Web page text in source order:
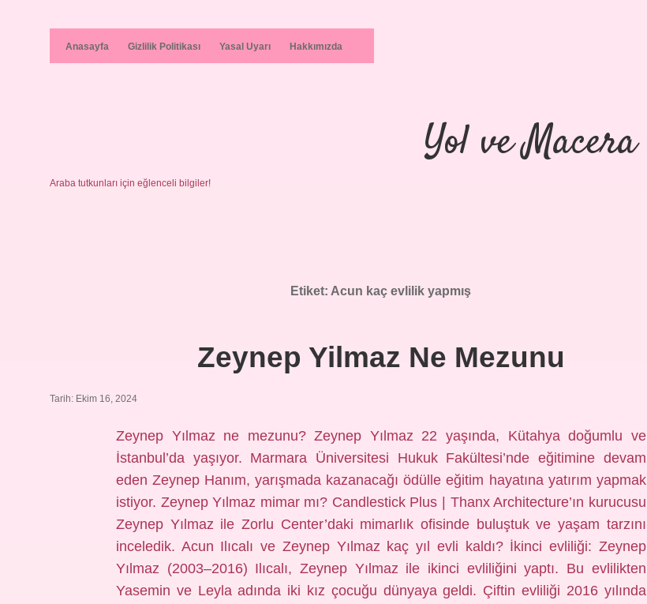
Anasayfa Gizlilik Politikası Yasal Uyarı Hakkımızda
Yol ve Macera
Araba tutkunları için eğlenceli bilgiler!
Etiket: Acun kaç evlilik yapmış
Zeynep Yilmaz Ne Mezunu
Tarih: Ekim 16, 2024
Zeynep Yılmaz ne mezunu? Zeynep Yılmaz 22 yaşında, Kütahya doğumlu ve
İstanbul’da yaşıyor. Marmara Üniversitesi Hukuk Fakültesi’nde eğitimine devam
eden Zeynep Hanım, yarışmada kazanacağı ödülle eğitim hayatına yatırım yapmak
istiyor. Zeynep Yılmaz mimar mı? Candlestick Plus | Thanx Architecture’ın kurucusu
Zeynep Yılmaz ile Zorlu Center’daki mimarlık ofisinde buluştuk ve yaşam tarzını
inceledik. Acun Ilıcalı ve Zeynep Yılmaz kaç yıl evli kaldı? İkinci evliliği: Zeynep
Yılmaz (2003–2016) Ilıcalı, Zeynep Yılmaz ile ikinci evliliğini yaptı. Bu evlilikten
Yasemin ve Leyla adında iki kız çocuğu dünyaya geldi. Çiftin evliliği 2016 yılında